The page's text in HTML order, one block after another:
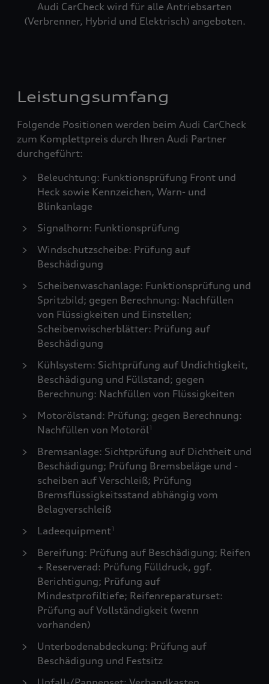
Audi CarCheck wird für alle Antriebsarten
(Verbrenner, Hybrid und Elektrisch) angeboten.
Leistungsumfang
Folgende Positionen werden beim Audi CarCheck
zum Komplettpreis durch Ihren Audi Partner
durchgeführt:
Beleuchtung: Funktionsprüfung Front und
Heck sowie Kennzeichen, Warn- und
Blinkanlage
Signalhorn: Funktionsprüfung
Windschutzscheibe: Prüfung auf
Beschädigung
Scheibenwaschanlage: Funktionsprüfung und
Spritzbild; gegen Berechnung: Nachfüllen
von Flüssigkeiten und Einstellen;
Scheibenwischerblätter: Prüfung auf
Beschädigung
Kühlsystem: Sichtprüfung auf Undichtigkeit,
Beschädigung und Füllstand; gegen
Berechnung: Nachfüllen von Flüssigkeiten
Motorölstand: Prüfung; gegen Berechnung:
Nachfüllen von Motoröl1
Bremsanlage: Sichtprüfung auf Dichtheit und
Beschädigung; Prüfung Bremsbeläge und -
scheiben auf Verschleiß; Prüfung
Bremsflüssigkeitsstand abhängig vom
Belagverschleiß
Ladeequipment1
Bereifung: Prüfung auf Beschädigung; Reifen
+ Reserverad: Prüfung Fülldruck, ggf.
Berichtigung; Prüfung auf
Mindestprofiltiefe; Reifenreparaturset:
Prüfung auf Vollständigkeit (wenn
vorhanden)
Unterbodenabdeckung: Prüfung auf
Beschädigung und Festsitz